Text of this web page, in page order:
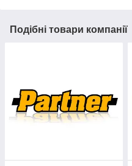
Подібні товари компанії